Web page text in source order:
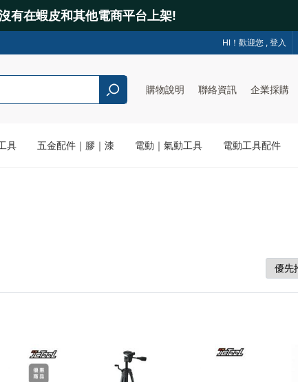
有在蝦皮和其他電商平台上架!
HI！歡迎您 , 登入
購物說明 聯絡資訊 企業採購
具 五金配件｜膠｜漆 電動｜氣動工具 電動工具配件